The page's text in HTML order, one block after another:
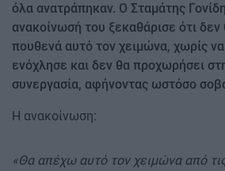
όλα ανατράπηκαν. Ο Σταμάτης
ανακοίνωσή του ξεκαθάρισε ότι δεν
πουθενά αυτό τον χειμώνα, χωρίς να
ενόχλησε και δεν θα προχωρήσει
συνεργασία, αφήνοντας ωστόσο
Η ανακοίνωση:
«Θα απέχω αυτό τον χειμώνα από